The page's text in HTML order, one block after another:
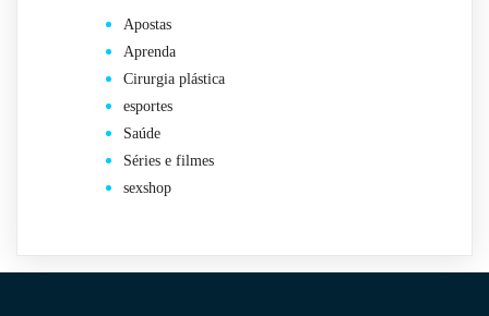
Apostas
Aprenda
Cirurgia plástica
esportes
Saúde
Séries e filmes
sexshop